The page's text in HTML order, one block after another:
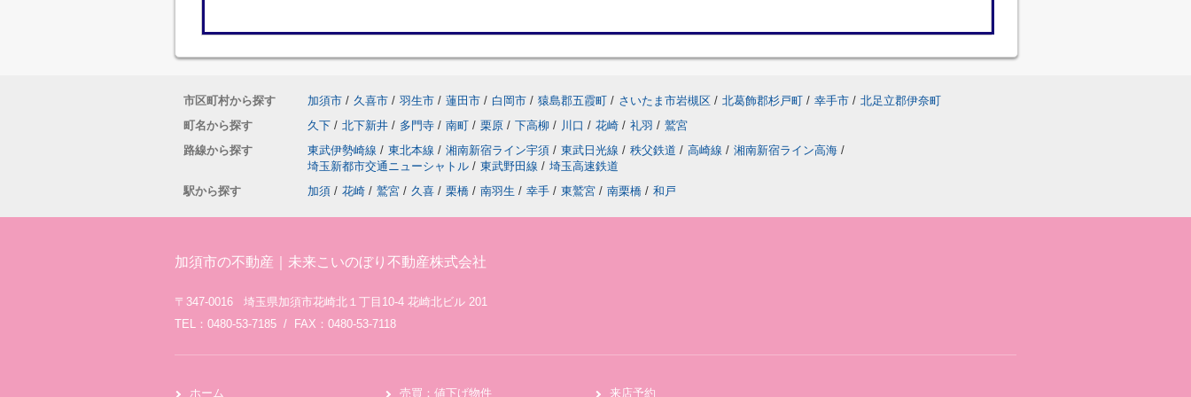
市区町村から探す 加須市 / 久喜市 / 羽生市 / 蓮田市 / 白岡市 / 猿島郡五霞町 / さいたま市岩槻区 / 北葛飾郡杉戸町 / 幸手市 / 北足立郡伊奈町
町名から探す
久下 / 北下新井 / 多門寺 / 南町 / 栗原 / 下高柳 / 川口 / 花崎 / 礼羽 / 鷲宮
路線から探す
東武伊勢崎線 / 東北本線 / 湘南新宿ライン宇須 / 東武日光線 / 秩父鉄道 / 高崎線 / 湘南新宿ライン高海 /
埼玉新都市交通ニューシャトル / 東武野田線 / 埼玉高速鉄道
駅から探す
加須 / 花崎 / 鷲宮 / 久喜 / 栗橋 / 南羽生 / 幸手 / 東鷲宮 / 南栗橋 / 和戸
加須市の不動産｜未来こいのぼり不動産株式会社
〒347-0016 埼玉県加須市花崎北１丁目10-4 花崎北ビル 201
TEL：0480-53-7185 / FAX：0480-53-7118
ホーム 売買：値下げ物件 来店予約